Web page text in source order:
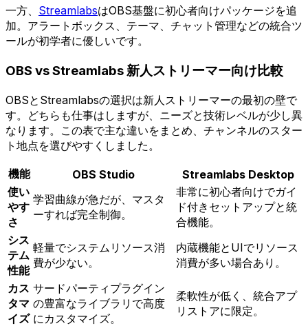
一方、 StreamlabsはOBS基盤に初心者向けパッケージを追
加。アラートボックス、テーマ、チャット管理などの統合ツ
ールが初学者に優しいです。
OBS vs Streamlabs 新人ストリーマー向け比較
OBSとStreamlabsの選択は新人ストリーマーの最初の壁で
す。どちらも仕事はしますが、ニーズと技術レベルが少し異
なります。この表で主な違いをまとめ、チャンネルのスター
ト地点を選びやすくしました。
機能 OBS Studio
Streamlabs Desktop
使い
やす
さ
学習曲線が急だが、マスタ
ーすれば完全制御。
非常に初心者向けでガイ
ド付きセットアップと統
合機能。
シス
テム
性能
軽量でシステムリソース消
費が少ない。
内蔵機能とUIでリソース
消費が多い場合あり。
カス
タマ
イズ
サードパーティプラグイン
の豊富なライブラリで高度
にカスタマイズ。
柔軟性が低く、統合アプ
リストアに限定。